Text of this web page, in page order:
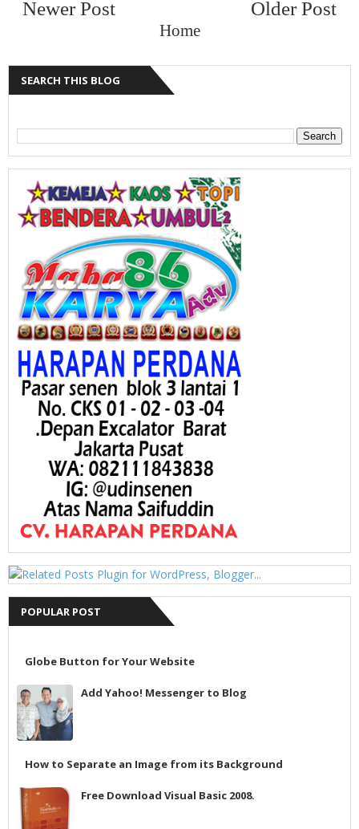
Newer Post Older Post
Home
SEARCH THIS BLOG
POPULAR POST
Globe Button for Your Website
Add Yahoo! Messenger to Blog
How to Separate an Image from its Background
Free Download Visual Basic 2008.